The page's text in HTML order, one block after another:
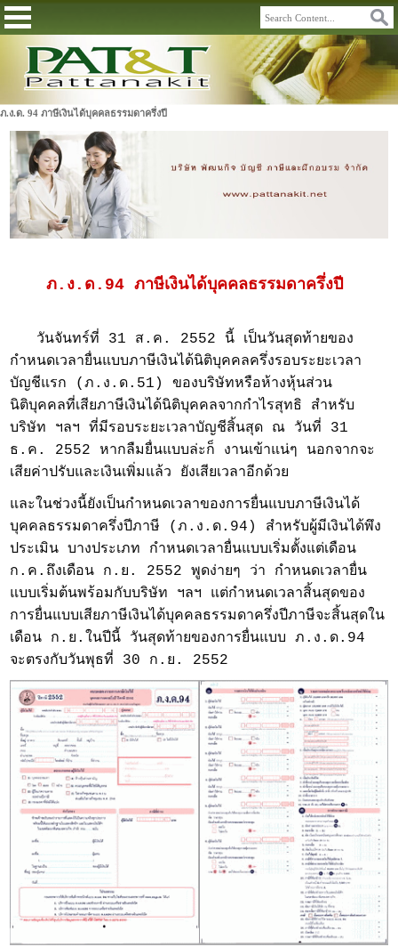
ภ.ง.ด. 94 ภาษีเงินได้บุคคลธรรมดาครึ่งปี
ภ.ง.ด.94 ภาษีเงินได้บุคคลธรรมดาครึ่งปี
วันจันทร์ที่ 31 ส.ค. 2552 นี้ เป็นวันสุดท้ายของ
กำหนดเวลายื่นแบบภาษีเงินได้นิติบุคคลครึ่งรอบระยะเวลา
บัญชีแรก (ภ.ง.ด.51) ของบริษัทหรือห้างหุ้นส่วน
นิติบุคคลที่เสียภาษีเงินได้นิติบุคคลจากกำไรสุทธิ สำหรับ
บริษัท ฯลฯ ที่มีรอบระยะเวลาบัญชีสิ้นสุด ณ วันที่ 31
ธ.ค. 2552 หากลืมยื่นแบบล่ะก็ งานเข้าแน่ๆ นอกจากจะ
เสียค่าปรับและเงินเพิ่มแล้ว ยังเสียเวลาอีกด้วย
และในช่วงนี้ยังเป็นกำหนดเวลาของการยื่นแบบภาษีเงินได้
บุคคลธรรมดาครึ่งปีภาษี (ภ.ง.ด.94) สำหรับผู้มีเงินได้พึง
ประเมิน บางประเภท กำหนดเวลายื่นแบบเริ่มตั้งแต่เดือน
ก.ค.ถึงเดือน ก.ย. 2552 พูดง่ายๆ ว่า กำหนดเวลายื่น
แบบเริ่มต้นพร้อมกับบริษัท ฯลฯ แต่กำหนดเวลาสิ้นสุดของ
การยื่นแบบเสียภาษีเงินได้บุคคลธรรมดาครึ่งปีภาษีจะสิ้นสุดใน
เดือน ก.ย.ในปีนี้ วันสุดท้ายของการยื่นแบบ ภ.ง.ด.94
จะตรงกับวันพุธที่ 30 ก.ย. 2552